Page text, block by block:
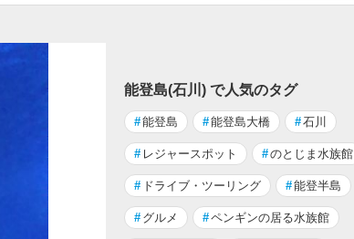
能登島(石川) で人気のタグ
#能登島 #能登島大橋 #石川
# レジャースポット #のとじま水族館
# ドライブ・ツーリング #能登半島
# グルメ #ペンギンの居る水族館